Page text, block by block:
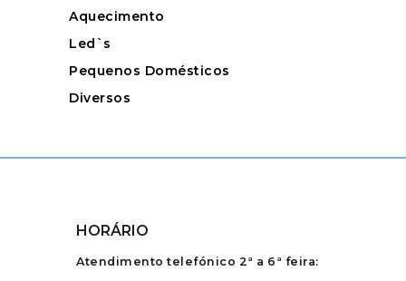
Aquecimento
Led`s
Pequenos Domésticos
Diversos
HORÁRIO
Atendimento telefónico 2ª a 6ª feira: